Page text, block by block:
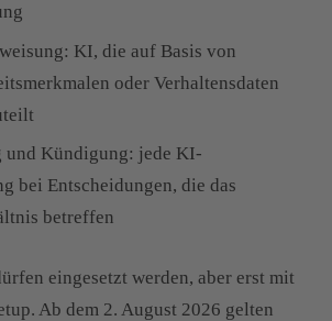
KI, die auf Basis von
oder Verhaltensdaten
und Kündigung: jede KI-
bei Entscheidungen, die das
betreffen
eingesetzt werden, aber erst mit
Ab dem 2. August 2026 gelten